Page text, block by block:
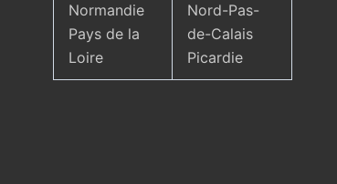
Normandie
Pays de la
Loire
Nord-Pas-
de-Calais
Picardie